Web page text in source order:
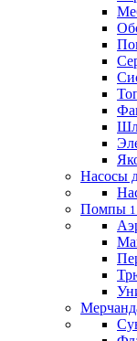
Насосы
Помпы